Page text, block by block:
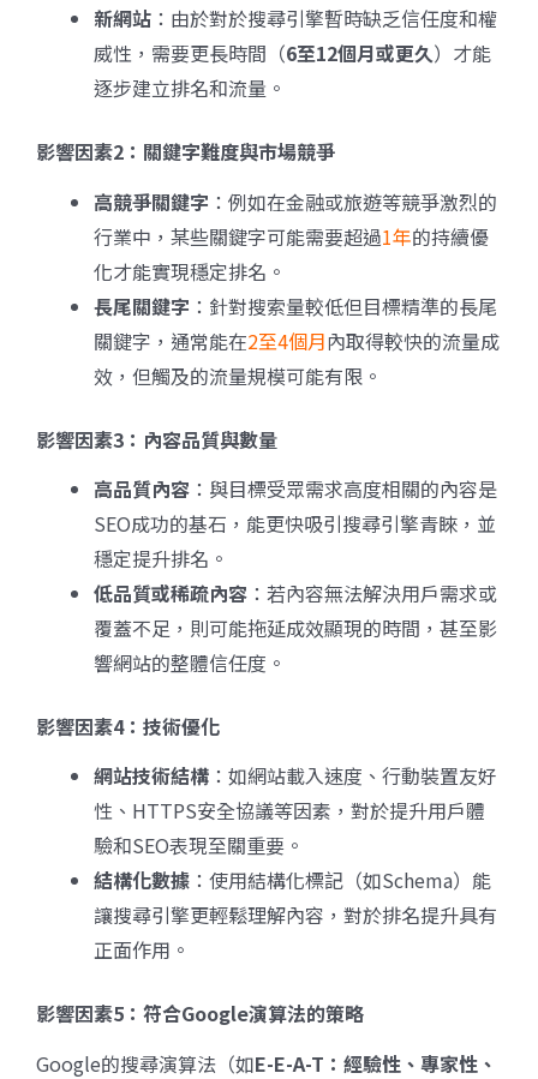
新網站 ：由於對於搜尋引擎暫時缺乏信任度和權
威性，需要更長時間（6至12個月或更久）才能
逐步建立排名和流量。
影響因素2： 關鍵字難度與市場競爭
高競爭關鍵字 ：例如在金融或旅遊等競爭激烈的
行業中，某些關鍵字可能需要超過1年的持續優
化才能實現穩定排名。
長尾關鍵字 ：針對搜索量較低但目標精準的長尾
關鍵字，通常能在2至4個月內取得較快的流量成
效，但觸及的流量規模可能有限。
影響因素3： 內容品質與數量
高品質內容 ：與目標受眾需求高度相關的內容是
SEO成功的基石，能更快吸引搜尋引擎青睞，並
穩定提升排名。
低品質或稀疏內容 ：若內容無法解決用戶需求或
覆蓋不足，則可能拖延成效顯現的時間，甚至影
響網站的整體信任度。
影響因素4： 技術優化
網站技術結構 ：如網站載入速度、行動裝置友好
性、HTTPS安全協議等因素，對於提升用戶體
驗和SEO表現至關重要。
結構化數據 ：使用結構化標記（如Schema）能
讓搜尋引擎更輕鬆理解內容，對於排名提升具有
正面作用。
影響因素5： 符合Google演算法的策略
Google的搜尋演算法（如E-E-A-T ：經驗性、專家性、